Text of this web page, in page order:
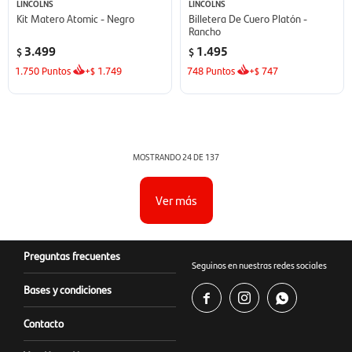
LINCOLNS
Kit Matero Atomic - Negro
$ 3.499
1.750 Puntos +$ 1.749
LINCOLNS
Billetera De Cuero Platón -
Rancho
$ 1.495
748 Puntos +$747
MOSTRANDO24DE 137
Ver más
Preguntas frecuentes
Bases y condiciones
Contacto
Seguinos en nuestras redes sociales
  